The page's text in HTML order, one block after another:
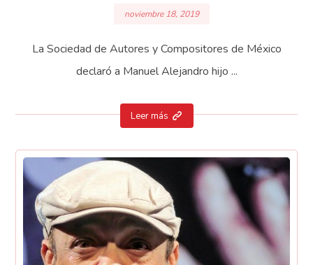
noviembre 18, 2019
La Sociedad de Autores y Compositores de México
declaró a Manuel Alejandro hijo ...
Leer más